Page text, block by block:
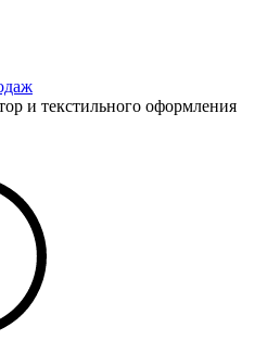
и текстильного оформления